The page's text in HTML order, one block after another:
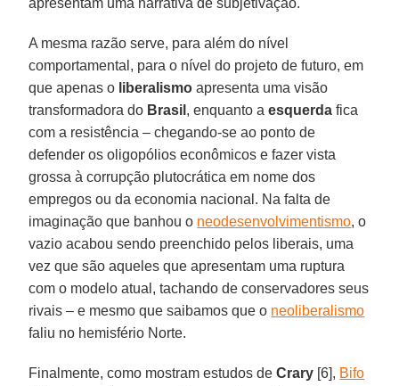
A mesma razão serve, para além do nível
comportamental, para o nível do projeto de futuro, em
que apenas o liberalismo apresenta uma visão
transformadora do Brasil , enquanto aesquerda fica
com a resistência – chegando-se ao ponto de
defender os oligopólios econômicos e fazer vista
grossa à corrupção plutocrática em nome dos
empregos ou da economia nacional. Na falta de
imaginação que banhou o neodesenvolvimentismo, o
vazio acabou sendo preenchido pelos liberais, uma
vez que são aqueles que apresentam uma ruptura
com o modelo atual, tachando de conservadores seus
rivais – e mesmo que saibamos que o neoliberalismo
faliu no hemisfério Norte.
Finalmente, como mostram estudos deCrary [6], Bifo